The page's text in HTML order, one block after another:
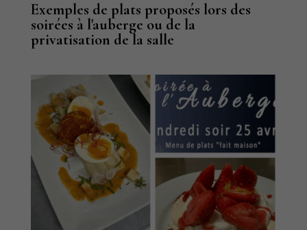
Exemples de plats proposés lors des
soirées à l'auberge ou de la
privatisation de la salle